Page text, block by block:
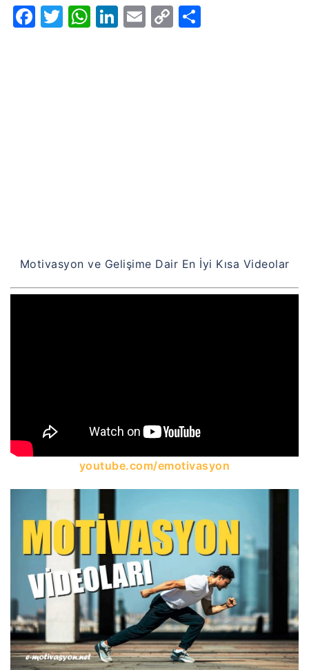
Facebook
Twitter
WhatsApp
LinkedIn
Email
Copy
Motivasyon ve Gelişime Dair En İyi Kısa Videolar
youtube.com/emotivasyon